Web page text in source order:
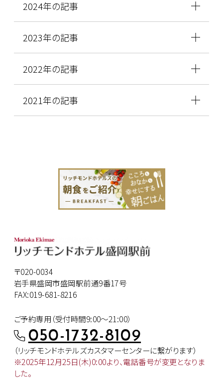
2024年の記事
2023年の記事
2022年の記事
2021年の記事
〒020-0034
岩手県盛岡市盛岡駅前通9番17号
FAX:019-681-8216
ご予約専用（受付時間9:00～21:00）
050-1732-8109
（リッチモンドホテルズカスタマーセンターに繋がります）
※2025年12月25日(木)0:00より、電話番号が変更となりま
した。